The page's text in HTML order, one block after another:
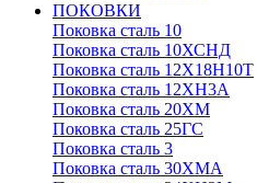
ПОКОВКИ
Поковка сталь 10
Поковка сталь 10ХСНД
Поковка сталь 12Х18Н10Т
Поковка сталь 12ХН3А
Поковка сталь 20ХМ
Поковка сталь 25ГС
Поковка сталь 3
Поковка сталь 30ХМА